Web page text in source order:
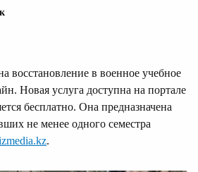
восстановление в военное учебное
Новая услуга доступна на портале
бесплатно. Она предназначена
не менее одного семестра
.